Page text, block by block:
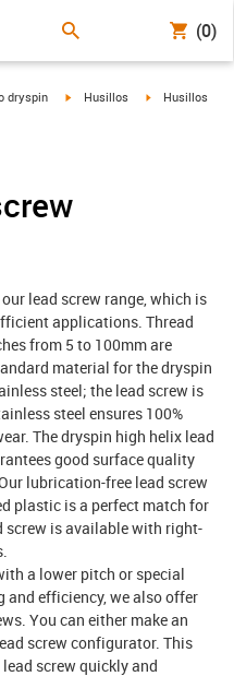
(0)
dryspin igus-icon-arrow-right
Husillos igus-icon-
Husillos
lead screw range, which is
applications. Thread
from 5 to 100mm are
material for the dryspin
steel; the lead screw is
steel ensures 100%
The dryspin high helix lead
good surface quality
lubrication-free lead screw
plastic is a perfect match for
screw is available with right-
a lower pitch or special
and efficiency, we also offer
You can either make an
screw configurator. This
screw quickly and